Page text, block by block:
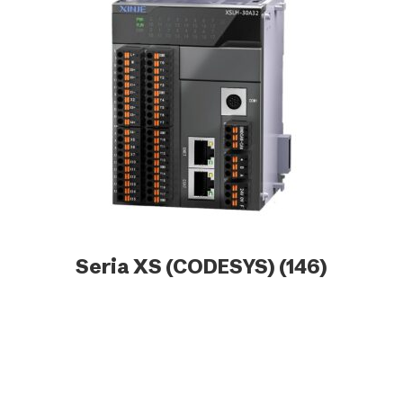
Seria XS (CODESYS) (146)